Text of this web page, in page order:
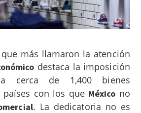
más llamaron la atención
destaca la imposición
cerca de 1,400 bienes
países con los que México no
. La dedicatoria no es